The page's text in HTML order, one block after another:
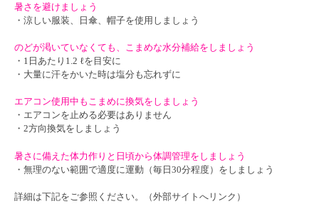
暑さを避けましょう
・涼しい服装、日傘、帽子を使用しましょう
のどが渇いていなくても、こまめな水分補給をしましょう
・1日あたり1.2 ℓを目安に
・大量に汗をかいた時は塩分も忘れずに
エアコン使用中もこまめに換気をしましょう
・エアコンを止める必要はありません
・2方向換気をしましょう
暑さに備えた体力作りと日頃から体調管理をしましょう
・無理のない範囲で適度に運動（毎日30分程度）をしましょう
詳細は下記をご参照ください。（外部サイトへリンク）